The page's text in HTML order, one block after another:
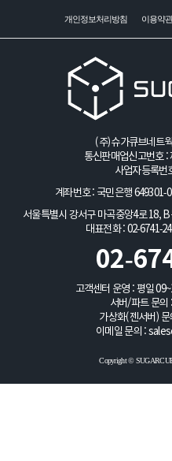
개인정보처리방침 이용약관
(주)슈가큐브네트
통신판매업신고번호 :
사업자등록번
계좌번호 : 국민은행 649301-
서울특별시 강서구 마곡중앙4로 18,
대표전화 : 02-6741-
02-
고객센터 운영 : 평일
서버/파트 문의
가상화(젠서버) 문
이메일 문의 :
Copyright ©